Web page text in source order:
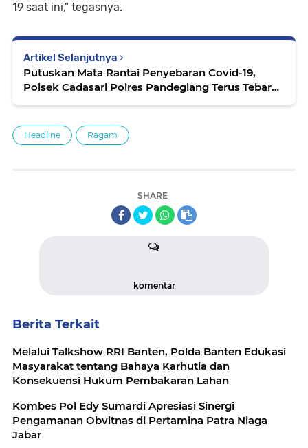
19 saat ini," tegasnya.
Artikel Selanjutnya
Putuskan Mata Rantai Penyebaran Covid-19,
Polsek Cadasari Polres Pandeglang Terus Tebar
Headline Ragam
SHARE
komentar
Berita Terkait
Melalui Talkshow RRI Banten, Polda Banten Edukasi
Masyarakat tentang Bahaya Karhutla dan
Konsekuensi Hukum Pembakaran Lahan
Kombes Pol Edy Sumardi Apresiasi Sinergi
Pengamanan Obvitnas di Pertamina Patra Niaga
Jabar